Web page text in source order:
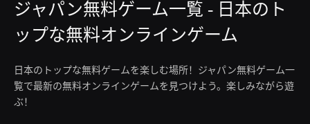
ジャパン無料ゲーム一覧 - 日本のト
ップな無料オンラインゲーム
日本のトップな無料ゲームを楽しむ場所！ジャパン無料ゲーム一
覧で最新の無料オンラインゲームを見つけよう。楽しみながら遊
ぶ！